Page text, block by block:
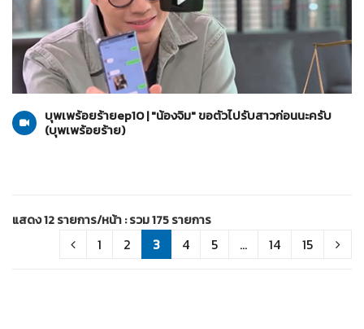
28-06-2565
บุพเพร้อยร้าย
บุพเพร้อยร้ายep10 | "น้องจิม" ขอตัวไปรับสาวก่อนนะครับ
(บุพเพร้อยร้าย)
แสดง 12 รายการ/หน้า : รวม 175 รายการ
1 2 3 4 5 ... 14 15